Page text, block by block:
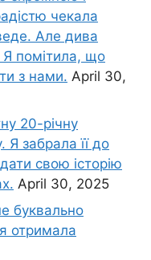
чекала
Але дива
помітила, що
з нами. April 30,
20-річну
Я забрала її до
свою історію
April 30, 2025
буквально
отримала